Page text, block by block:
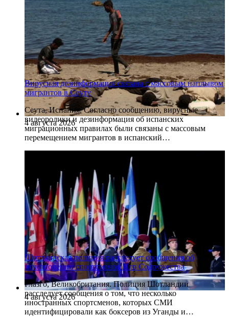
4 августа 2026
Вирусная дезинформация связана с массовым наплывом
мигрантов в Сеуту
Сеута, Испания. Согласно сообщению, вирусные
видеоролики и дезинформация об испанских
миграционных правилах были связаны с массовым
перемещением мигрантов в испанский…
4 августа 2026
Шотландская полиция расследует сообщения об
исчезновении спортсменов Игр Содружества
Глазго, Великобритания. Полиция Шотландии
расследует сообщения о том, что несколько
иностранных спортсменов, которых СМИ
идентифицировали как боксеров из Уганды и…